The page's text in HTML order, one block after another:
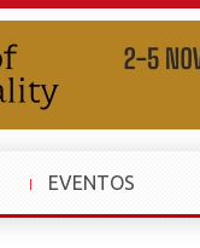
»
EVENTOS
»